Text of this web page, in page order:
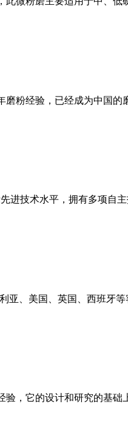
粉经验，已经成为中国
进技术水平，拥有多项自
亚、美国、英国、西班牙
，它的设计和研究的基